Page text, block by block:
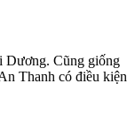
Dương. Cũng giống
Thanh có điều kiện